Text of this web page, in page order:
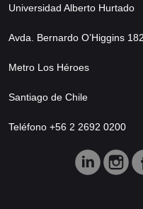
Universidad Alberto Hurtado
Avda. Bernardo O’Higgins
Metro Los Héroes
Santiago de Chile
Teléfono +56 2 2692 0200